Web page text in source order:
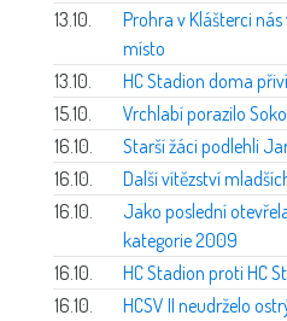
13.10.
Prohra v Klášterci
místo
13.10.
HC Stadion doma
15.10.
Vrchlabí porazilo
16.10.
Starší žáci podlehli
16.10.
Další vítězství
16.10.
Jako poslední
kategorie 2009
16.10.
HC Stadion proti HC
16.10.
HCSV II neudrželo